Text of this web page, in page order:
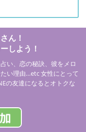
ん！
しよう！
い、恋の秘訣、彼をメロ
い理由…etc 女性にとって
の友達になるとオトクな